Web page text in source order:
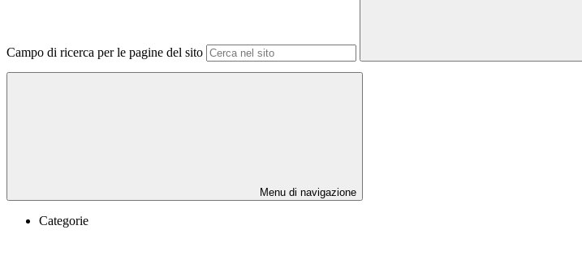
Campo di ricerca per le pagine del sito
Menu di navigazione
Categorie